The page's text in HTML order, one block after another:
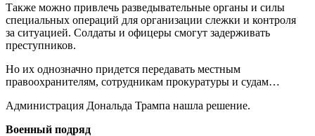
Также можно привлечь разведывательные органы и силы
специальных операций для организации слежки и контроля
за ситуацией. Солдаты и офицеры смогут задерживать
преступников.
Но их однозначно придется передавать местным
правоохранителям, сотрудникам прокуратуры и судам…
Администрация Дональда Трампа нашла решение.
Военный подряд